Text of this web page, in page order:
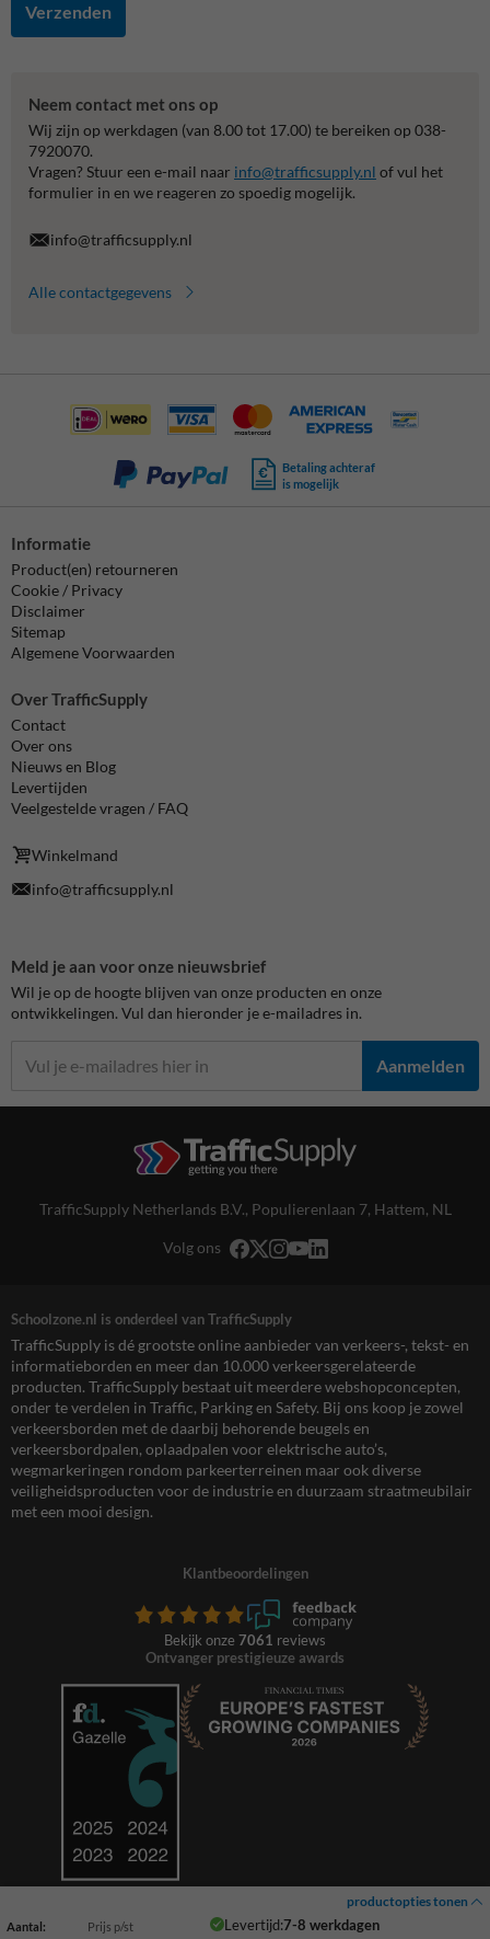
productopties tonen
Aantal: Prijs p/st Levertijd:7-8 werkdagen
Verzenden
Neem contact met ons op
Wij zijn op werkdagen (van 8.00 tot 17.00) te bereiken op 038-
7920070.
Vragen? Stuur een e-mail naar info@trafficsupply.nl of vul het
formulier in en we reageren zo spoedig mogelijk.
info@trafficsupply.nl
Alle contactgegevens
Betaling achteraf
is mogelijk
Informatie
Product(en) retourneren
Cookie / Privacy
Disclaimer
Sitemap
Algemene Voorwaarden
Over TrafficSupply
Contact
Over ons
Nieuws en Blog
Levertijden
Veelgestelde vragen / FAQ
Winkelmand
info@trafficsupply.nl
Meld je aan voor onze nieuwsbrief
Wil je op de hoogte blijven van onze producten en onze
ontwikkelingen. Vul dan hieronder je e-mailadres in.
Aanmelden
TrafficSupply Netherlands B.V., Populierenlaan 7, Hattem, NL
Volg ons
Schoolzone.nl is onderdeel van TrafficSupply
TrafficSupply is dé grootste online aanbieder van verkeers-, tekst- en
informatieborden en meer dan 10.000 verkeersgerelateerde
producten. TrafficSupply bestaat uit meerdere webshopconcepten,
onder te verdelen in Traffic, Parking en Safety. Bij ons koop je zowel
verkeersborden met de daarbij behorende beugels en
verkeersbordpalen, oplaadpalen voor elektrische auto’s,
wegmarkeringen rondom parkeerterreinen maar ook diverse
veiligheidsproducten voor de industrie en duurzaam straatmeubilair
met een mooi design.
Klantbeoordelingen
Bekijk onze 7061 reviews
Ontvanger prestigieuze awards